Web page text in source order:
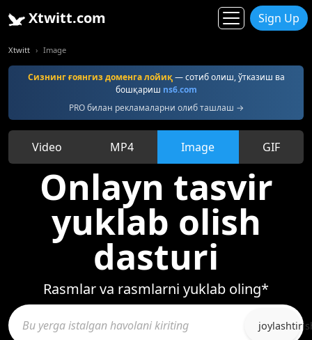
Xtwitt.com Sign Up
Xtwitt Image
Сизнинг ғоянгиз доменга лойиқ— сотиб олиш, ўтказиш ва
бошқариш ns6.com
PRO билан рекламаларни олиб ташлаш →
Video MP4 Image GIF
Onlayn tasvir
yuklab olish
dasturi
Rasmlar va rasmlarni yuklab oling*